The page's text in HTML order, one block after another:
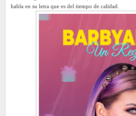
habla en su letra que es del tiempo de calidad.